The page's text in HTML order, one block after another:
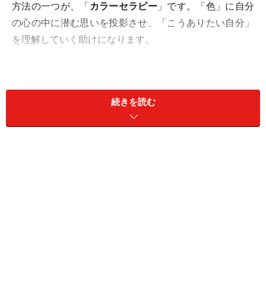
方法の一つが、「 カラーセラピー 」です。「色」に自分
の心の中に潜む思いを投影させ、「こうありたい自分」
を理解していく助けになります。
を見逃しがちです。心の奥底には「こうありたい」とい
う思いが生じているのに、その本心に気づかず、目の前
のことに追われて自分の心と対話できないでいる。
続きを読む